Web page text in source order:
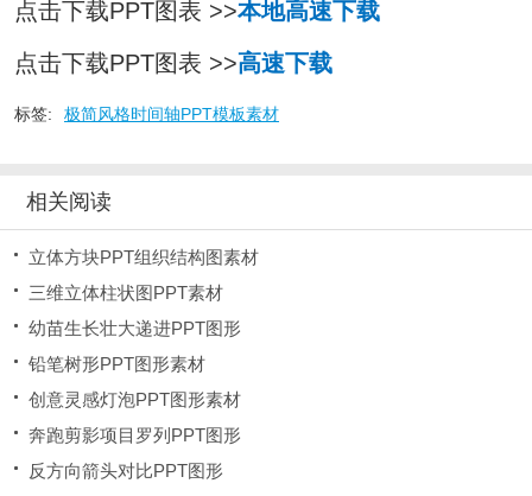
点击下载PPT图表 >>本地高速下载
点击下载PPT图表 >>高速下载
标签: 极简风格时间轴PPT模板素材
相关阅读
立体方块PPT组织结构图素材
三维立体柱状图PPT素材
幼苗生长壮大递进PPT图形
铅笔树形PPT图形素材
创意灵感灯泡PPT图形素材
奔跑剪影项目罗列PPT图形
反方向箭头对比PPT图形